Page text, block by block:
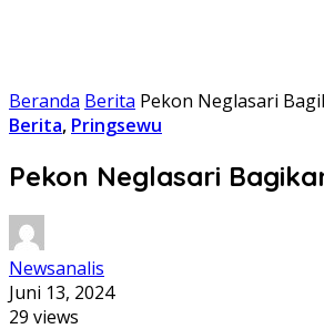
Beranda Berita Pekon Neglasari
Berita, Pringsewu
Pekon Neglasari
Newsanalis
Juni 13, 2024
29 views